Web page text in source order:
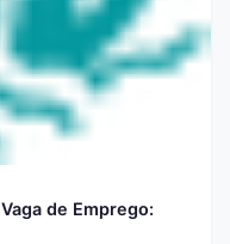
de Emprego: